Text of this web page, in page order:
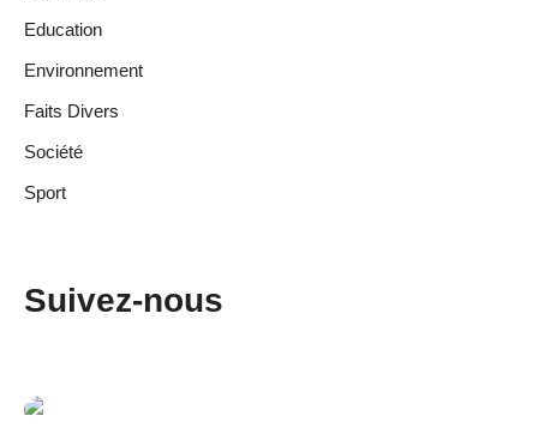
Education
Environnement
Faits Divers
Société
Sport
Suivez-nous